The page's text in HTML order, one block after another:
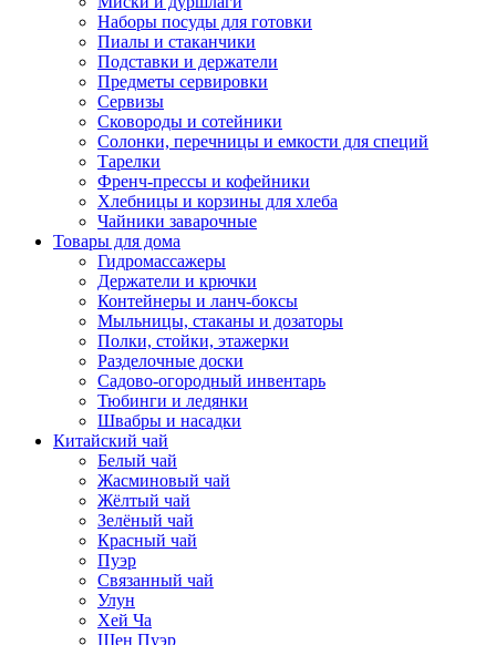
Наборы посуды для готовки
Пиалы и стаканчики
Подставки и держатели
Предметы сервировки
Сервизы
Сковороды и сотейники
Солонки, перечницы и емкости для специй
Тарелки
Френч-прессы и кофейники
Хлебницы и корзины для хлеба
Чайники заварочные
Товары для дома
Гидромассажеры
Держатели и крючки
Контейнеры и ланч-боксы
Мыльницы, стаканы и дозаторы
Полки, стойки, этажерки
Разделочные доски
Садово-огородный инвентарь
Тюбинги и ледянки
Швабры и насадки
Китайский чай
Белый чай
Жасминовый чай
Жёлтый чай
Зелёный чай
Красный чай
Пуэр
Связанный чай
Улун
Хей Ча
Шен Пуэр